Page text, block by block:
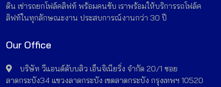
ดิน เช่ารถยกโฟล์คลิฟท์ พร้อมคนขับ เราพร้อมให้บริการรถโฟล์ค
ลิฟท์ในทุกลักษณะงาน ประสบการณ์งานกว่า 30 ปี
Our Office
บริษัท วีแอนด์ดับบลิว เอ็นจิเนียริ่ง จำกัด 20/1 ซอย
ลาดกระบัง34 แขวงลาดกระบัง เขตลาดกระบัง กรุงเทพฯ 10520